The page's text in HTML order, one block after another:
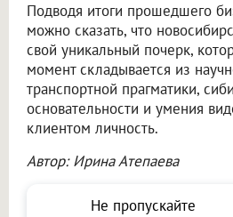
Подводя итоги прошедшего
можно сказать, что
свой уникальный почерк,
момент складывается из
транспортной прагматики,
основательности и умения
клиентом личность.
Автор: Ирина Атепаева
Не пропускайте